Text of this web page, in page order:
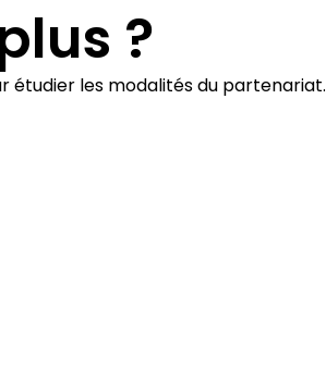
?
étudier les modalités du partenariat.